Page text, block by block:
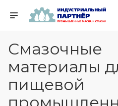
Смазочные
материалы
пищевой